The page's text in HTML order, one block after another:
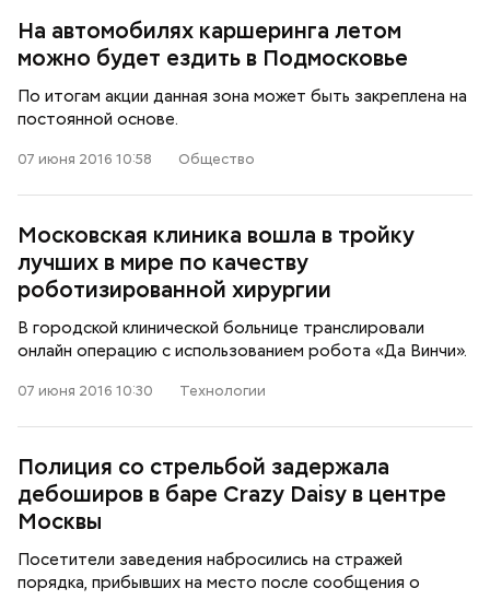
На автомобилях каршеринга летом
можно будет ездить в Подмосковье
По итогам акции данная зона может быть закреплена на
постоянной основе.
07 июня 2016 10:58 Общество
Московская клиника вошла в тройку
лучших в мире по качеству
роботизированной хирургии
В городской клинической больнице транслировали
онлайн операцию с использованием робота «Да Винчи».
07 июня 2016 10:30 Технологии
Полиция со стрельбой задержала
дебоширов в баре Crazy Daisy в центре
Москвы
Посетители заведения набросились на стражей
порядка, прибывших на место после сообщения о